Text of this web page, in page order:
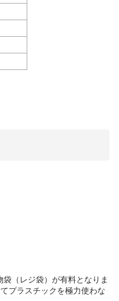
（レジ袋）が有料となりま
プラスチックを極力使わな